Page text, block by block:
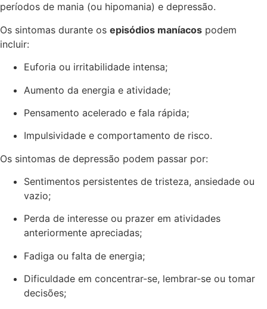
períodos de mania (ou hipomania) e depressão.
Os sintomas durante os episódios maníacos podem
incluir:
Euforia ou irritabilidade intensa;
Aumento da energia e atividade;
Pensamento acelerado e fala rápida;
Impulsividade e comportamento de risco.
Os sintomas de depressão podem passar por:
Sentimentos persistentes de tristeza, ansiedade ou
vazio;
Perda de interesse ou prazer em atividades
anteriormente apreciadas;
Fadiga ou falta de energia;
Dificuldade em concentrar-se, lembrar-se ou tomar
decisões;